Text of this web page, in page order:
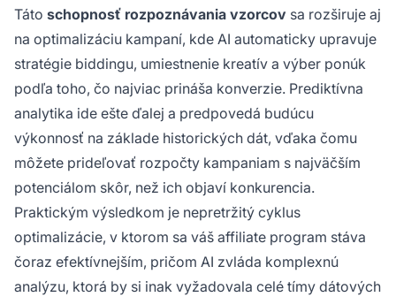
Táto schopnosť rozpoznávania vzorcov sa rozširuje aj
na optimalizáciu kampaní, kde AI automaticky upravuje
stratégie biddingu, umiestnenie kreatív a výber ponúk
podľa toho, čo najviac prináša konverzie. Prediktívna
analytika ide ešte ďalej a predpovedá budúcu
výkonnosť na základe historických dát, vďaka čomu
môžete prideľovať rozpočty kampaniam s najväčším
potenciálom skôr, než ich objaví konkurencia.
Praktickým výsledkom je nepretržitý cyklus
optimalizácie, v ktorom sa váš affiliate program stáva
čoraz efektívnejším, pričom AI zvláda komplexnú
analýzu, ktorá by si inak vyžadovala celé tímy dátových